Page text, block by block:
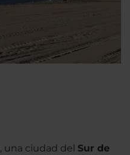
, una ciudad del Sur de